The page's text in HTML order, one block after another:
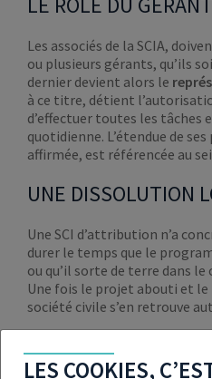
Les associés de la SCIA,
ou plusieurs gérants, qu’ils
dernier devient alors le
à ce titre, détient
d’effectuer toutes les tâches
quotidienne. L’étendue de
affirmée, est référencée au
UNE DISSOLUTION
Une SCI d’attribution n’a
durer le temps que le
ou qu’il sorte de terre dans
Une fois le projet abouti et
société civile s’en retrouve
LES COOKIES,